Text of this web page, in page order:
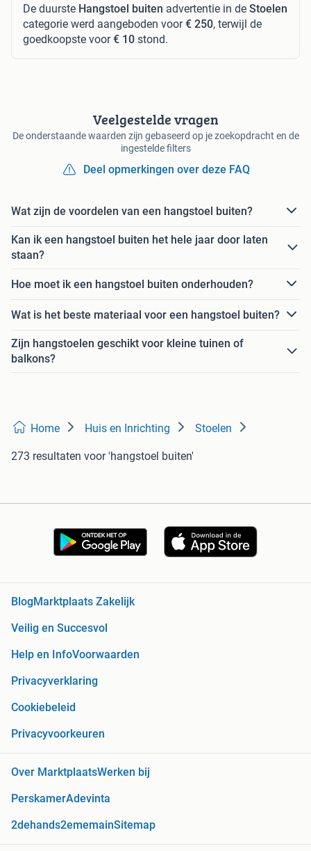
De duurste Hangstoel buiten advertentie in de Stoelen
categorie werd aangeboden voor€ 250, terwijl de
goedkoopste voor€ 10 stond.
Veelgestelde vragen
De onderstaande waarden zijn gebaseerd op je zoekopdracht en de
ingestelde filters
Deel opmerkingen over deze FAQ
Wat zijn de voordelen van een hangstoel buiten?
Kan ik een hangstoel buiten het hele jaar door laten
staan?
Hoe moet ik een hangstoel buiten onderhouden?
Wat is het beste materiaal voor een hangstoel buiten?
Zijn hangstoelen geschikt voor kleine tuinen of
balkons?
Home Huis en Inrichting Stoelen
273 resultaten voor 'hangstoel buiten'
BlogMarktplaats Zakelijk
Veilig en Succesvol
Help en InfoVoorwaarden
Privacyverklaring
Cookiebeleid
Privacyvoorkeuren
Over MarktplaatsWerken bij
PerskamerAdevinta
2dehands2ememainSitemap